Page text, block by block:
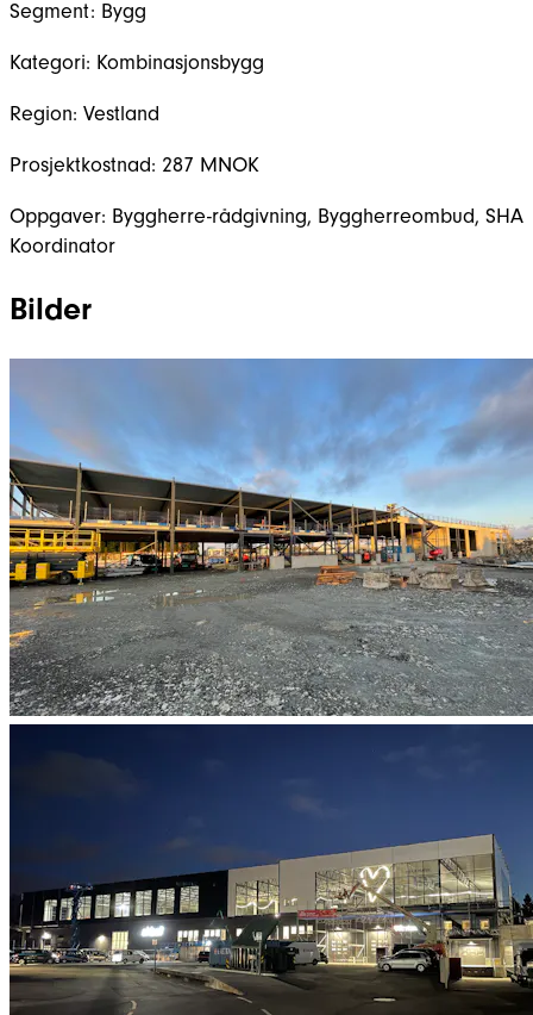
Segment: Bygg
Kategori: Kombinasjonsbygg
Region: Vestland
Prosjektkostnad: 287 MNOK
Oppgaver: Byggherre-rådgivning, Byggherreombud, SHA
Koordinator
Bilder